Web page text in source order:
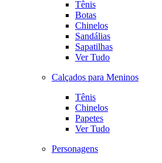
Tênis
Botas
Chinelos
Sandálias
Sapatilhas
Ver Tudo
Calçados para Meninos
Tênis
Chinelos
Papetes
Ver Tudo
Personagens